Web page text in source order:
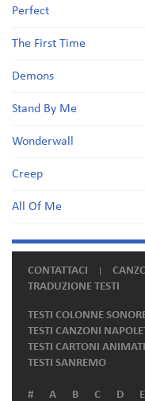
Perfect
The First Time
Demons
Stand By Me
Wonderwall
Creep
All Of Me
CONTATTACI
TRADUZIONE TESTI
TESTI COLONNE
TESTI CANZONI
TESTI CARTONI ANIMATI
TESTI SANREMO
# A B C D E